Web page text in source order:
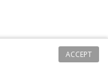
ACCEPT